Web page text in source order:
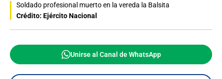
Soldado profesional muerto en la vereda la Balsita
Crédito: Ejército Nacional
Unirse al Canal de WhatsApp